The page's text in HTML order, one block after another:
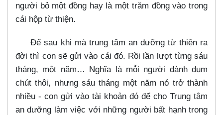
người bỏ một đồng hay là một trăm đồng vào trong
cái hộp từ thiện.
Để sau khi mà trung tâm an dưỡng từ thiện ra
đời thì con sẽ gửi vào cái đó. Rồi lần lượt từng sáu
tháng, một năm…​ Nghĩa là mỗi người dành dụm
chút thôi, nhưng sáu tháng một năm nó trở thành
nhiều - con gửi vào tài khoản đó để cho Trung tâm
an dưỡng làm việc với những người bất hạnh trong